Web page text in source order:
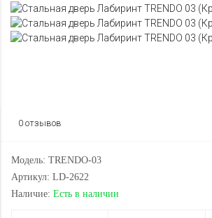
0 отзывов
Модель: TRENDO-03
Артикул: LD-2622
Наличие: Есть в наличии